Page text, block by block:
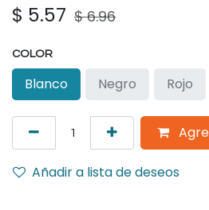
$ 5.57 $6.96
COLOR
Blanco Negro Rojo
Añadir a lista de deseos